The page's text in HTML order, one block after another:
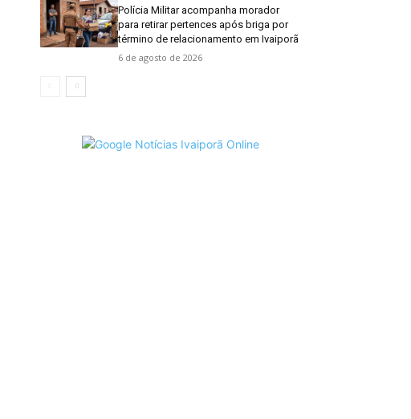
Polícia Militar acompanha morador
para retirar pertences após briga por
término de relacionamento em Ivaiporã
6 de agosto de 2026